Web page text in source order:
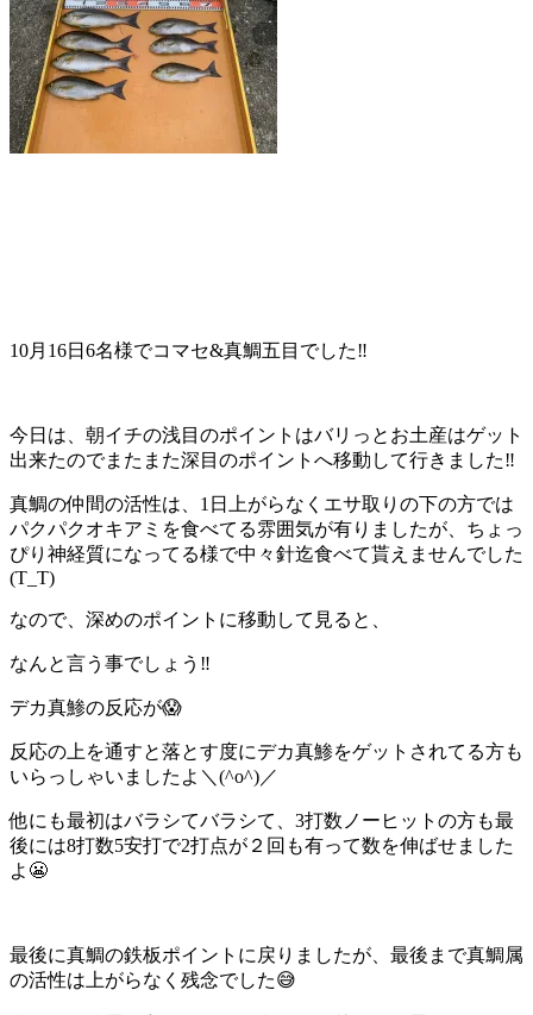
10月16日6名様でコマセ&真鯛五目でした‼️
今日は、朝イチの浅目のポイントはバリっとお土産はゲット
出来たのでまたまた深目のポイントへ移動して行きました‼️
真鯛の仲間の活性は、1日上がらなくエサ取りの下の方では
パクパクオキアミを食べてる雰囲気が有りましたが、ちょっ
ぴり神経質になってる様で中々針迄食べて貰えませんでした
(T_T)
なので、深めのポイントに移動して見ると、
なんと言う事でしょう‼️
デカ真鯵の反応が😱
反応の上を通すと落とす度にデカ真鯵をゲットされてる方も
いらっしゃいましたよ＼(^o^)／
他にも最初はバラシてバラシて、3打数ノーヒットの方も最
後には8打数5安打で2打点が２回も有って数を伸ばせました
よ😬
最後に真鯛の鉄板ポイントに戻りましたが、最後まで真鯛属
の活性は上がらなく残念でした😅